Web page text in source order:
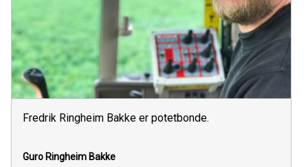
Fredrik Ringheim Bakke er potetbonde.
Guro Ringheim Bakke